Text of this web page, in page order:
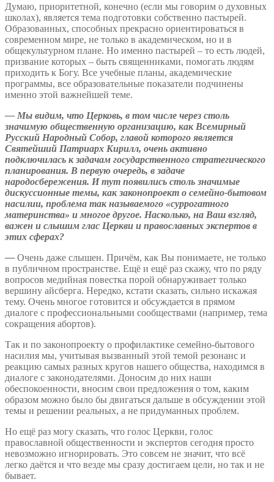
Думаю, приоритетной, конечно (если мы говорим о духовных
школах), является тема подготовки собственно пастырей.
Образованных, способных прекрасно ориентироваться в
современном мире, не только в академическом, но и в
общекультурном плане. Но именно пастырей – то есть людей,
призвание которых – быть священниками, помогать людям
приходить к Богу. Все учебные планы, академические
программы, все образовательные показатели подчинены
именно этой важнейшей теме.
— Мы видим, что Церковь, в том числе через столь
значимую общественную организацию, как Всемирный
Русский Народный Собор, главой которого является
Святейший Патриарх Кирилл, очень активно
подключилась к задачам государственного стратегического
планирования. В первую очередь, в задаче
народосбережения. И тут появились столь значимые
дискуссионные темы, как законопроект о семейно-бытовом
насилии, проблема так называемого «суррогатного
материнства» и многое другое. Насколько, на Ваш взгляд,
важен и слышим глас Церкви и православных экспертов в
этих сферах?
— Очень даже слышен. Причём, как Вы понимаете, не только
в публичном пространстве. Ещё и ещё раз скажу, что по ряду
вопросов медийная повестка порой обнаруживает только
вершину айсберга. Нередко, кстати сказать, сильно искажая
тему. Очень многое готовится и обсуждается в прямом
диалоге с профессиональными сообществами (например, тема
сокращения абортов).
Так и по законопроекту о профилактике семейно-бытового
насилия мы, учитывая вызванный этой темой резонанс и
реакцию самых разных кругов нашего общества, находимся в
диалоге с законодателями. Доносим до них наши
обеспокоенности, вносим свои предложения о том, каким
образом можно было бы двигаться дальше в обсуждении этой
темы и решении реальных, а не придуманных проблем.
Но ещё раз могу сказать, что голос Церкви, голос
православной общественности и экспертов сегодня просто
невозможно игнорировать. Это совсем не значит, что всё
легко даётся и что везде мы сразу достигаем цели, но так и не
бывает.